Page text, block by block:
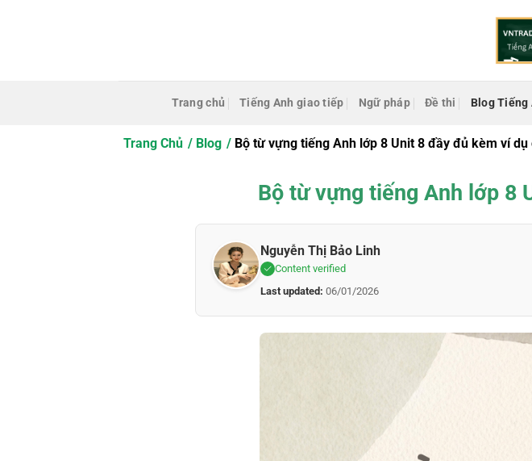
Trang chủ Tiếng Anh giao tiếp Ngữ pháp Đề thi Blog Tiếng
Trang Chủ Blog Bộ từ vựng tiếng Anh lớp 8 Unit 8 đầy đủ kèm ví dụ
Bộ từ vựng tiếng Anh lớp 8
Nguyễn Thị Bảo Linh
Content verified
Last updated: 06/01/2026